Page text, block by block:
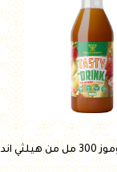
أضف للسلة
عصير فراولة وموز 300 مل من هيلثي اند